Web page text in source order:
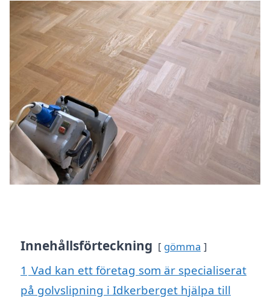
Innehållsförteckning gömma
1 Vad kan ett företag som är specialiserat
på golvslipning i Idkerberget hjälpa till